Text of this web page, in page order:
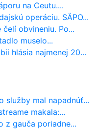
na Ceutu....
operáciu. SÄPO...
obvineniu. Po...
muselo...
hlásia najmenej 20...
služby mal napadnúť...
makala:...
z gauča poriadne...